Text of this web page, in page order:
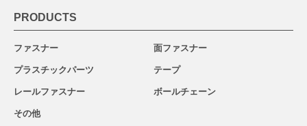
PRODUCTS
ファスナー 面ファスナー
プラスチックパーツ テープ
レールファスナー ボールチェーン
その他